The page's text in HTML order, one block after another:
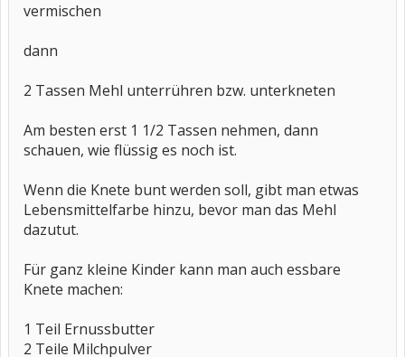
vermischen
dann
2 Tassen Mehl unterrühren bzw. unterkneten
Am besten erst 1 1/2 Tassen nehmen, dann
schauen, wie flüssig es noch ist.
Wenn die Knete bunt werden soll, gibt man etwas
Lebensmittelfarbe hinzu, bevor man das Mehl
dazutut.
Für ganz kleine Kinder kann man auch essbare
Knete machen:
1 Teil Ernussbutter
2 Teile Milchpulver